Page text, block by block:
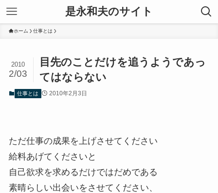
是永和夫のサイト
ホーム 仕事とは
目先のことだけを追うようであっ
てはならない
2010
2/03
仕事とは 2010年2月3日
ただ仕事の成果を上げさせてください
給料あげてくださいと
自己欲求を求めるだけではだめである
素晴らしい出会いをさせてください、